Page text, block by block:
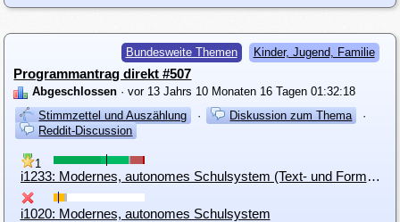
Bundesweite Themen Kinder, Jugend, Familie
Programmantrag direkt #507
Abgeschlossen · vor 13 Jahrs 10 Monaten 16 Tagen 01:32:18
Stimmzettel und Auszählung
· Diskussion zum Thema
·
Reddit-Discussion
1
i1233: Modernes, autonomes Schulsystem (Text- und Formatierungsverbesserung)
i1020: Modernes, autonomes Schulsystem